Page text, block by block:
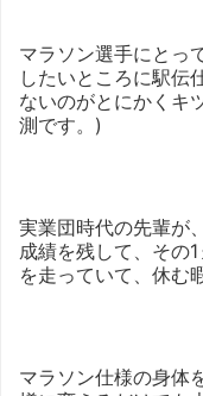
マラソン選手にとっ
したいところに駅伝
ないのがとにかくキ
測です。)
実業団時代の先輩が
成績を残して、その
を走っていて、休む
マラソン仕様の身体